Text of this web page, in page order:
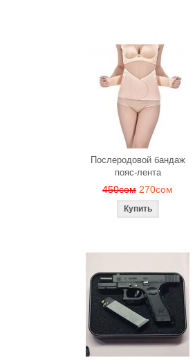
Послеродовой бандаж
пояс-лента
450сом 270сом